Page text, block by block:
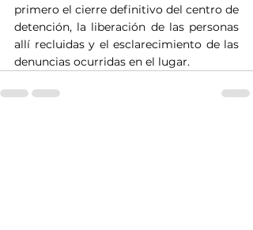
primero el cierre definitivo del centro de
detención, la liberación de las personas
allí recluidas y el esclarecimiento de las
denuncias ocurridas en el lugar.